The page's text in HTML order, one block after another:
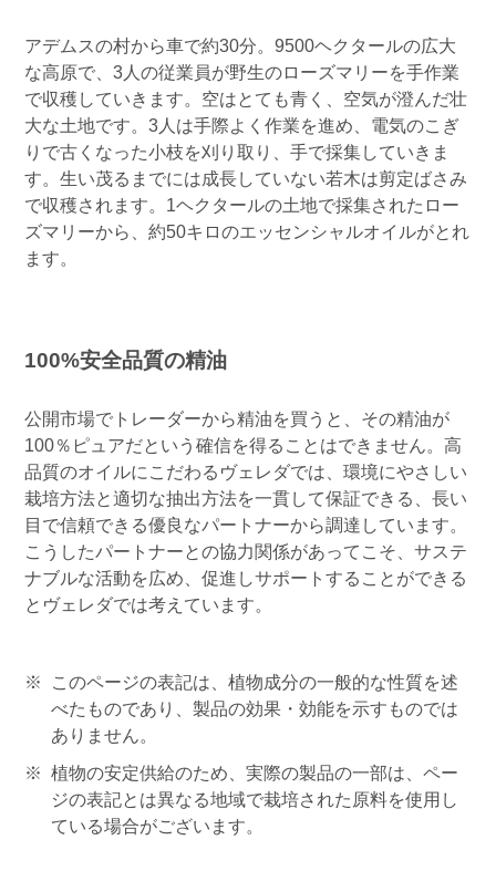
アデムスの村から車で約30分。9500ヘクタールの広大
な高原で、3人の従業員が野生のローズマリーを手作業
で収穫していきます。空はとても青く、空気が澄んだ壮
大な土地です。3人は手際よく作業を進め、電気のこぎ
りで古くなった小枝を刈り取り、手で採集していきま
す。生い茂るまでには成長していない若木は剪定ばさみ
で収穫されます。1ヘクタールの土地で採集されたロー
ズマリーから、約50キロのエッセンシャルオイルがとれ
ます。
100%安全品質の精油
公開市場でトレーダーから精油を買うと、その精油が
100％ピュアだという確信を得ることはできません。高
品質のオイルにこだわるヴェレダでは、環境にやさしい
栽培方法と適切な抽出方法を一貫して保証できる、長い
目で信頼できる優良なパートナーから調達しています。
こうしたパートナーとの協力関係があってこそ、サステ
ナブルな活動を広め、促進しサポートすることができる
とヴェレダでは考えています。
このページの表記は、植物成分の一般的な性質を述
べたものであり、製品の効果・効能を示すものでは
ありません。
植物の安定供給のため、実際の製品の一部は、ペー
ジの表記とは異なる地域で栽培された原料を使用し
ている場合がございます。